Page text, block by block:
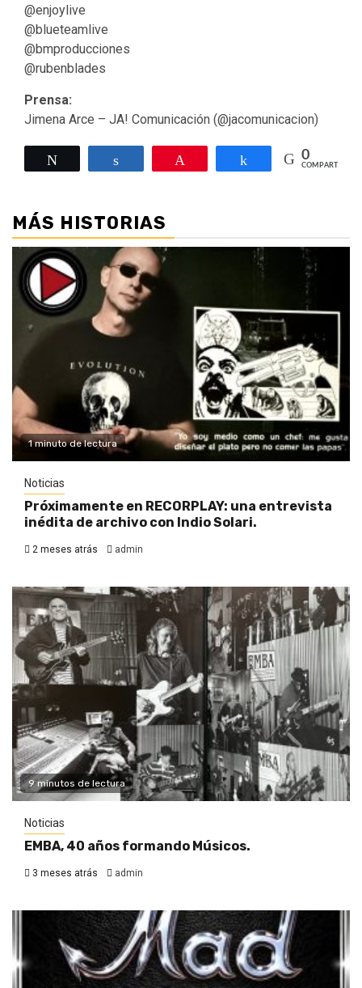
@enjoylive
@blueteamlive
@bmproducciones
@rubenblades
Prensa:
Jimena Arce – JA! Comunicación (@jacomunicacion)
Compartir Compartir
0
COMPARTIR
MÁS HISTORIAS
1 minuto de lectura
Noticias
Próximamente en RECORPLAY: una entrevista
inédita de archivo con Indio Solari.
2 meses atrás admin
9 minutos de lectura
Noticias
EMBA, 40 años formando Músicos.
3 meses atrás admin